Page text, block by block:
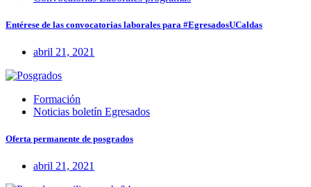
Entérese de las convocatorias laborales para #EgresadosUCaldas
abril 21, 2021
Formación
Noticias boletín Egresados
Oferta permanente de posgrados
abril 21, 2021